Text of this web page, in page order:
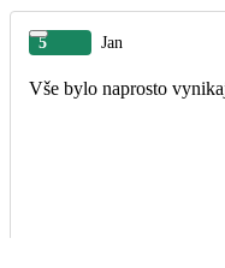
5 Jan
Vše bylo naprosto